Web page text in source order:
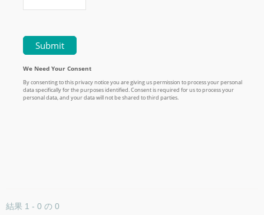
結果 1 - 0 の 0